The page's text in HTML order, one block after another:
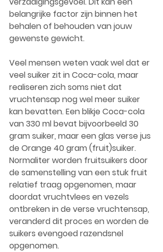
belangrijke factor zijn binnen het
behalen of behouden van jouw
gewenste gewicht.
Veel mensen weten vaak wel dat er
veel suiker zit in Coca-cola, maar
realiseren zich soms niet dat
vruchtensap nog wel meer suiker
kan bevatten. Een blikje Coca-cola
van 330 ml bevat bijvoorbeeld 30
gram suiker, maar een glas verse jus
de Orange 40 gram (fruit)suiker.
Normaliter worden fruitsuikers door
de samenstelling van een stuk fruit
relatief traag opgenomen, maar
doordat vruchtvlees en vezels
ontbreken in de verse vruchtensap,
veranderd dit proces en worden de
suikers evengoed razendsnel
opgenomen.